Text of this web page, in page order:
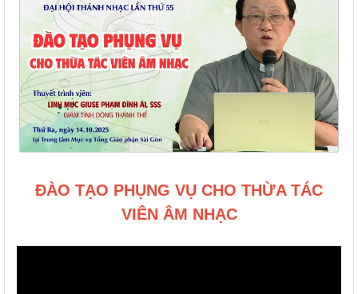
ĐÀO TẠO PHỤNG VỤ CHO THỪA TÁC
VIÊN ÂM NHẠC